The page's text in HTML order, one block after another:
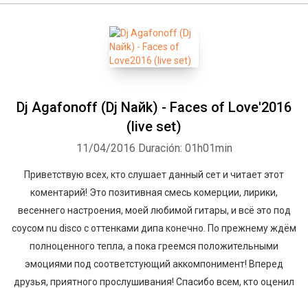
Dj Agafonoff (Dj Naйk) - Faces of Love'2016
(live set)
11/04/2016 Duración: 01h01min
Приветствую всех, кто слушает данный сет и читает этот
коментарий! Это позитивная смесь комерции, лирики,
весеннего настроения, моей любимой гитары, и всё это под
соусом nu disco с оттенками дипа конечно. По прежнему ждём
полноценного тепла, а пока греемся положительными
эмоциями под соответстующий аккомпонимент! Вперед
друзья, приятного прослушивания! Спасибо всем, кто оценил